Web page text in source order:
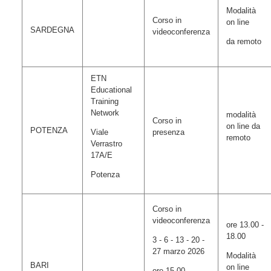
SARDEGNA
Corso in
videoconferenza
Modalità
on line
da remoto
POTENZA
ETN
Educational
Training
Network
Viale
Verrastro
17A/E
Potenza
Corso in
presenza
modalità
on line da
remoto
BARI
Corso in
videoconferenza
3 - 6 - 13 - 20 -
27 marzo 2026
ore 13.00 -
18.00
Modalità
on line